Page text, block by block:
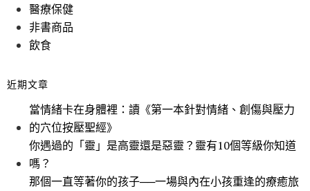
醫療保健
非書商品
飲食
近期文章
當情緒卡在身體裡：讀《第一本針對情緒、創傷與壓力
的穴位按壓聖經》
你遇過的「靈」是高靈還是惡靈？靈有10個等級你知道
嗎？
那個一直等著你的孩子──一場與內在小孩重逢的療癒旅